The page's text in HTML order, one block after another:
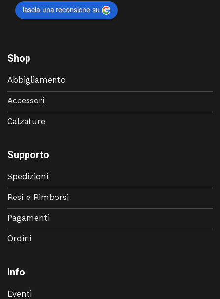
lascia una recensione su
Shop
Abbigliamento
Accessori
Calzature
Supporto
Spedizioni
Resi e Rimborsi
Pagamenti
Ordini
Info
Eventi